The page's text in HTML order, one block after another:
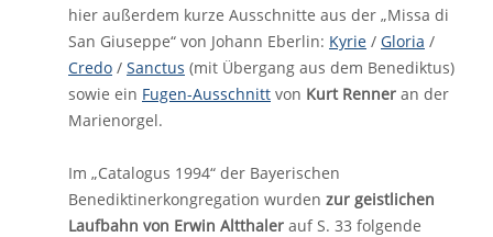
hier außerdem kurze Ausschnitte aus der „Missa di
San Giuseppe“ von Johann Eberlin: Kyrie / Gloria /
Credo / Sanctus (mit Übergang aus dem Benediktus)
sowie ein Fugen-Ausschnitt von Kurt Renner an der
Marienorgel.
Im „Catalogus 1994“ der Bayerischen
Benediktinerkongregation wurden zur geistlichen
Laufbahn von Erwin Altthaler auf S. 33 folgende